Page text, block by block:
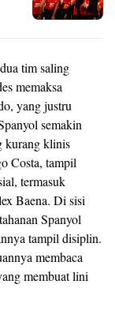
tim saling
memaksa
yang justru
semakin
kurang klinis
Costa, tampil
termasuk
Baena. Di sisi
Spanyol
tampil disiplin.
membaca
membuat lini